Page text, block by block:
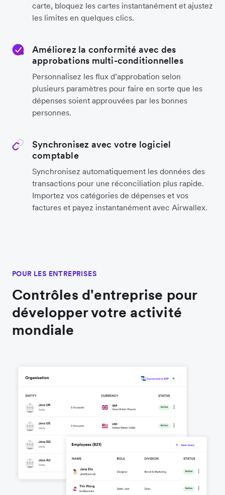
carte, bloquez les cartes instantanément et ajustez
les limites en quelques clics.
Améliorez la conformité avec des
approbations multi-conditionnelles
Personnalisez les flux d’approbation selon
plusieurs paramètres pour faire en sorte que les
dépenses soient approuvées par les bonnes
personnes.
Synchronisez avec votre logiciel
comptable
Synchronisez automatiquement les données des
transactions pour une réconciliation plus rapide.
Importez vos catégories de dépenses et vos
factures et payez instantanément avec Airwallex.
POUR LES ENTREPRISES
Contrôles d'entreprise pour
développer votre activité
mondiale